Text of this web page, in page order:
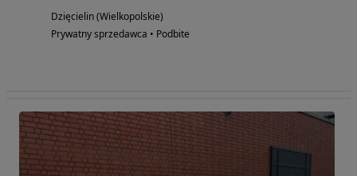
Dzięcielin (Wielkopolskie)
Prywatny sprzedawca • Podbite